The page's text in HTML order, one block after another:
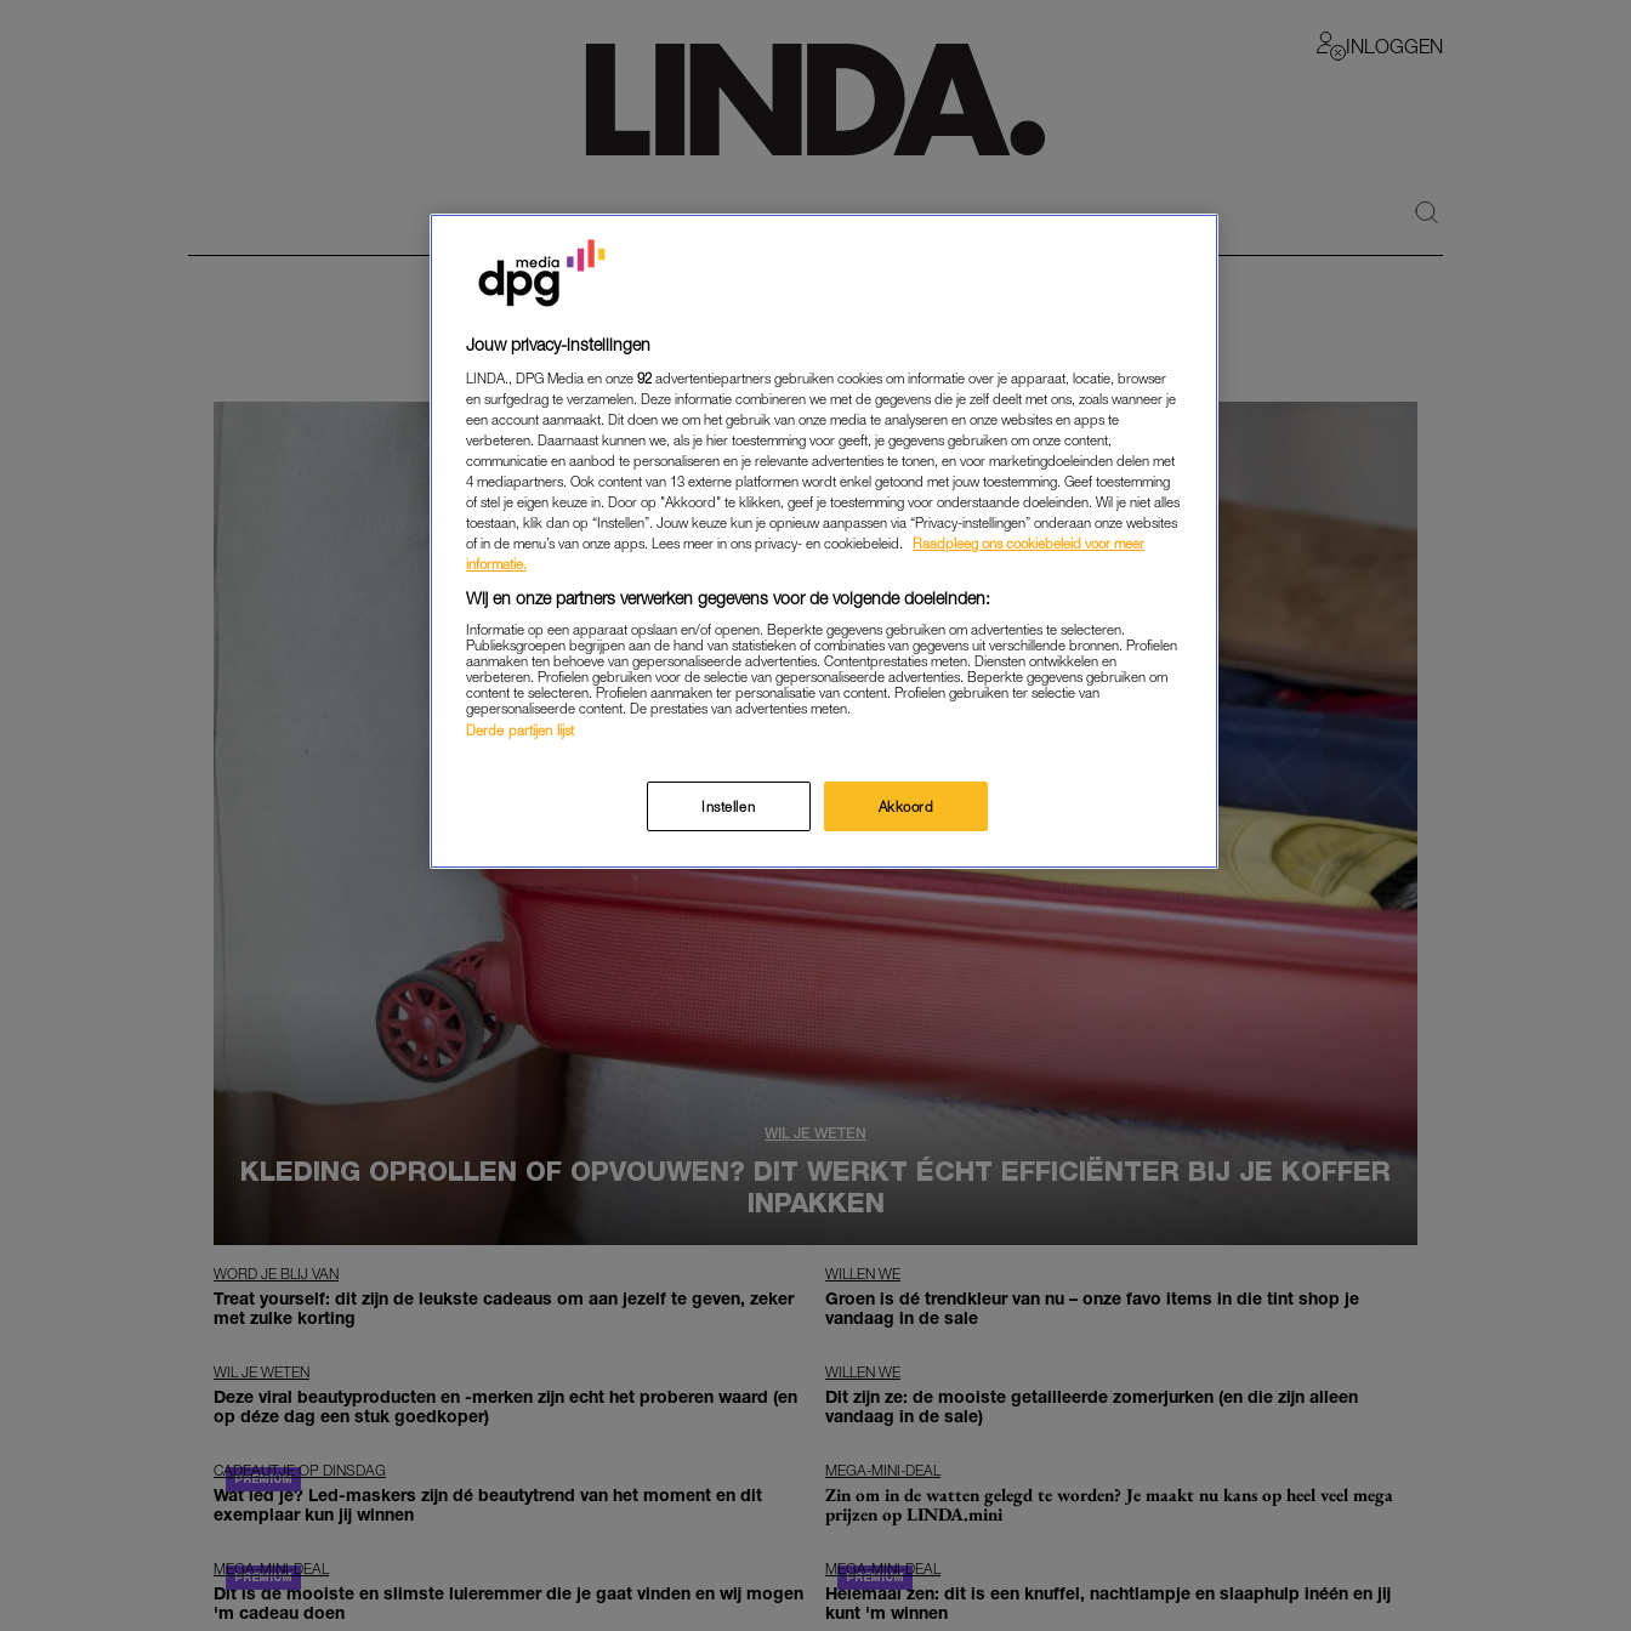
INLOGGEN
HOME
HOME TRENDING
TRENDING LIFESTYLE
LIFESTYLE PREMIUM
PREMIUM SHOP
SHOP MEER
MEER
WIL JE WETEN
KLEDING OPROLLEN OF OPVOUWEN? DIT WERKT ÉCHT EFFICIËNTER BIJ JE KOFFER
INPAKKEN
WORD JE BLIJ VAN
Treat yourself: dit zijn de leukste cadeaus om aan jezelf te geven, zeker
met zulke korting
WILLEN WE
Groen is dé trendkleur van nu – onze favo items in die tint shop je
vandaag in de sale
WIL JE WETEN
Deze viral beautyproducten en -merken zijn echt het proberen waard (en
op déze dag een stuk goedkoper)
WILLEN WE
Dit zijn ze: de mooiste getailleerde zomerjurken (en die zijn alleen
vandaag in de sale)
CADEAUTJE OP DINSDAG
Wat led je? Led-maskers zijn dé beautytrend van het moment en dit
exemplaar kun jij winnen
MEGA-MINI-DEAL
Zin om in de watten gelegd te worden? Je maakt nu kans op heel veel mega
prijzen op LINDA.mini
MEGA-MINI-DEAL
Dit is de mooiste en slimste luieremmer die je gaat vinden en wij mogen
'm cadeau doen
MEGA-MINI-DEAL
Helemaal zen: dit is een knuffel, nachtlampje en slaaphulp inéén en jij
kunt 'm winnen
Jouw privacy-instellingen
LINDA., DPG Media en onze 92 advertentiepartners gebruiken cookies om informatie over je apparaat, locatie, browser
en surfgedrag te verzamelen. Deze informatie combineren we met de gegevens die je zelf deelt met ons, zoals wanneer je
een account aanmaakt. Dit doen we om het gebruik van onze media te analyseren en onze websites en apps te
verbeteren. Daarnaast kunnen we, als je hier toestemming voor geeft, je gegevens gebruiken om onze content,
communicatie en aanbod te personaliseren en je relevante advertenties te tonen, en voor marketingdoeleinden delen met
4 mediapartners. Ook content van 13 externe platformen wordt enkel getoond met jouw toestemming. Geef toestemming
of stel je eigen keuze in. Door op "Akkoord" te klikken, geef je toestemming voor onderstaande doeleinden. Wil je niet alles
toestaan, klik dan op “Instellen”. Jouw keuze kun je opnieuw aanpassen via “Privacy-instellingen” onderaan onze websites
of in de menu’s van onze apps. Lees meer in ons privacy- en cookiebeleid.
Raadpleeg ons cookiebeleid voor meer
informatie.
Wij en onze partners verwerken gegevens voor de volgende doeleinden:
Informatie op een apparaat opslaan en/of openen. Beperkte gegevens gebruiken om advertenties te selecteren.
Publieksgroepen begrijpen aan de hand van statistieken of combinaties van gegevens uit verschillende bronnen. Profielen
aanmaken ten behoeve van gepersonaliseerde advertenties. Contentprestaties meten. Diensten ontwikkelen en
verbeteren. Profielen gebruiken voor de selectie van gepersonaliseerde advertenties. Beperkte gegevens gebruiken om
content te selecteren. Profielen aanmaken ter personalisatie van content. Profielen gebruiken ter selectie van
gepersonaliseerde content. De prestaties van advertenties meten.
Derde partijen lijst
Instellen Akkoord